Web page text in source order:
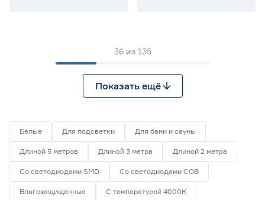
36из 135
Показать ещё
Белые Для подсветки Для бани и сауны
Длиной 5 метров Длиной 3 метра Длиной 2 метра
Со светодиодами SMD Со светодиодами СОВ
Влагозащищенные С температурой 4000К